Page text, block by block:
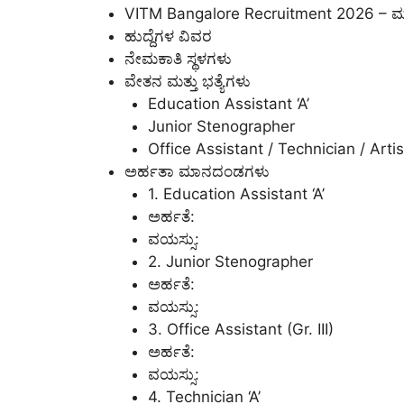
VITM Bangalore Recruitment 2026 –
ಹುದ್ದೆಗಳ ವಿವರ
ನೇಮಕಾತಿ ಸ್ಥಳಗಳು
ವೇತನ ಮತ್ತು ಭತ್ಯೆಗಳು
Education Assistant ‘A’
Junior Stenographer
Office Assistant / Technician /
ಅರ್ಹತಾ ಮಾನದಂಡಗಳು
1. Education Assistant ‘A’
ಅರ್ಹತೆ:
ವಯಸ್ಸು:
2. Junior Stenographer
ಅರ್ಹತೆ:
ವಯಸ್ಸು:
3. Office Assistant (Gr. III)
ಅರ್ಹತೆ:
ವಯಸ್ಸು:
4. Technician ‘A’